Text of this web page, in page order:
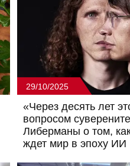
29/10/2025
«Через десять лет
вопросом
Либерманы о том,
ждет мир в эпоху ИИ